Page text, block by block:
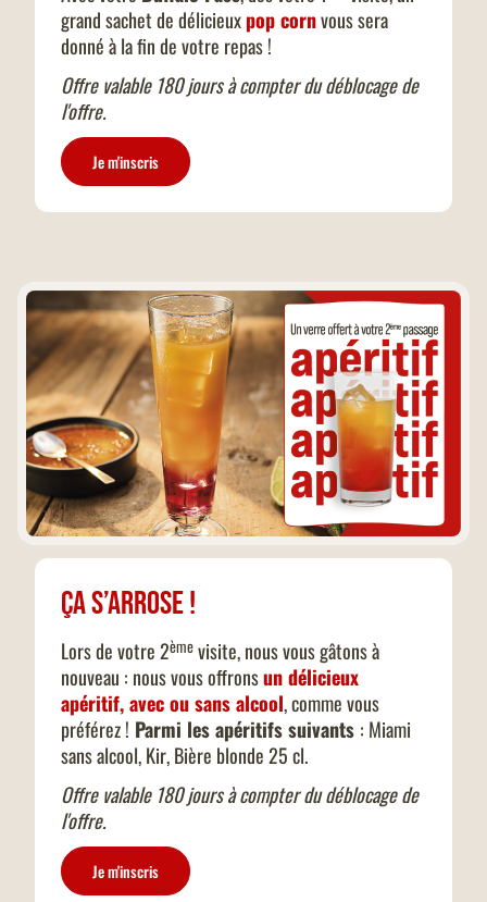
grand sachet de délicieuxpop cornvous sera
donné à la fin de votre repas !
Offre valable 180 jours à compter du déblocage de
l'offre.
Je m'inscris
Ça s’arrose !
Lors de votre 2ème visite, nous vous gâtons à
nouveau : nous vous offronsun délicieux
apéritif, avec ou sans alcool, comme vous
préférez ! Parmi les apéritifs suivants : Miami
sans alcool, Kir, Bière blonde 25 cl.
Offre valable 180 jours à compter du déblocage de
l'offre.
Je m'inscris